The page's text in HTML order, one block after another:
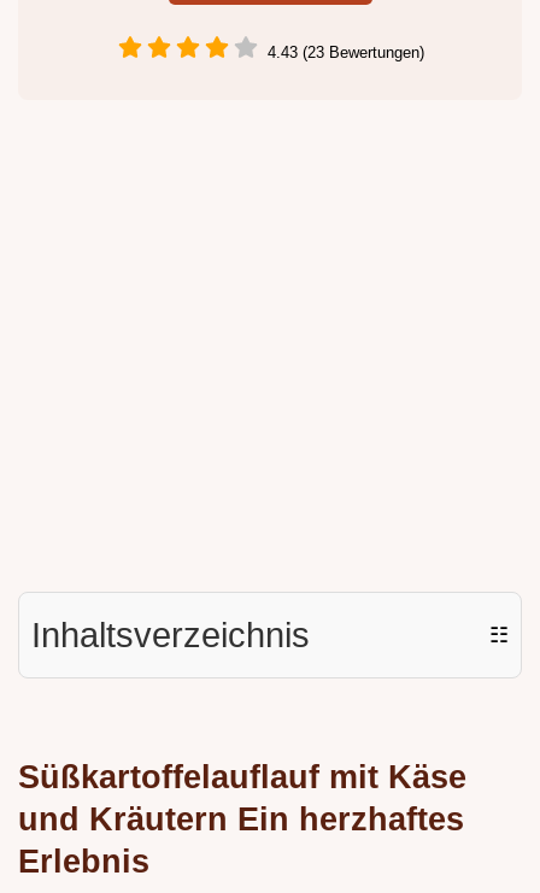
4.43 (23 Bewertungen)
Inhaltsverzeichnis ☷
Süßkartoffelauflauf mit Käse
und Kräutern Ein herzhaftes
Erlebnis